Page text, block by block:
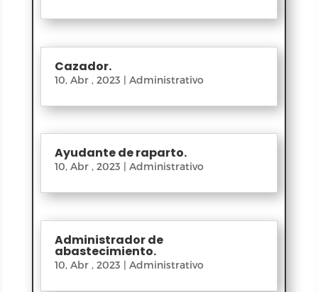
Cazador.
10, Abr , 2023 | Administrativo
Ayudante de raparto.
10, Abr , 2023 | Administrativo
Administrador de
abastecimiento.
10, Abr , 2023 | Administrativo